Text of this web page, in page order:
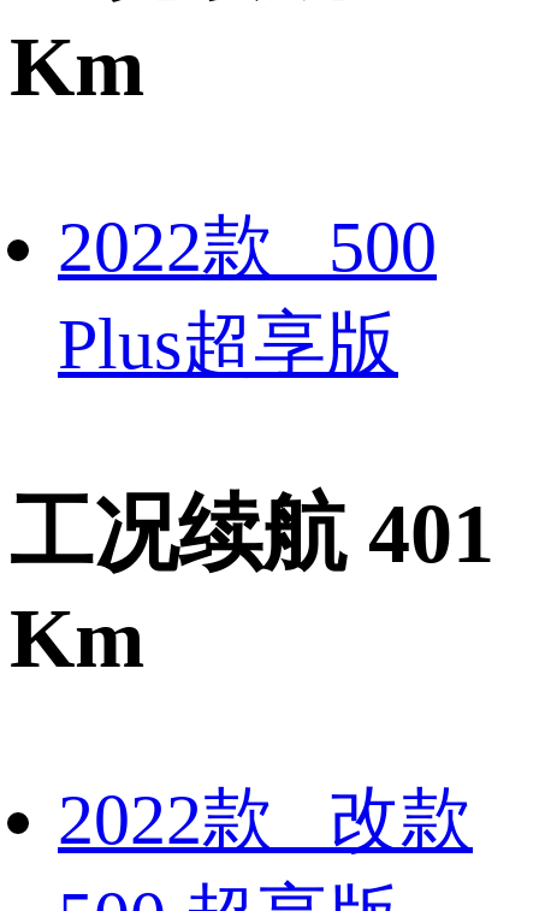
Km
2022款 500
Plus超享版
工况续航 401
Km
2022款 改款